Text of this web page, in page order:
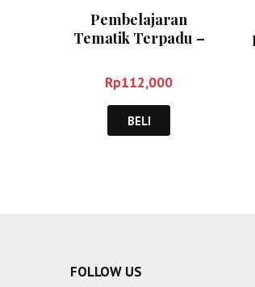
Pembelajaran
Tematik Terpadu –
Rp112,000
BELI
FOLLOW US